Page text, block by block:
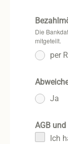
Die
mitgeteilt.
per
Ja
AGB
Ich